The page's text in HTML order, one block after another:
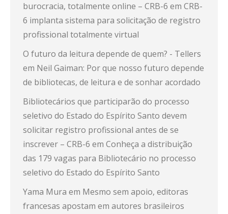
burocracia, totalmente online – CRB-6 em CRB-
6 implanta sistema para solicitação de registro
profissional totalmente virtual
O futuro da leitura depende de quem? - Tellers
em Neil Gaiman: Por que nosso futuro depende
de bibliotecas, de leitura e de sonhar acordado
Bibliotecários que participarão do processo
seletivo do Estado do Espírito Santo devem
solicitar registro profissional antes de se
inscrever – CRB-6 em Conheça a distribuição
das 179 vagas para Bibliotecário no processo
seletivo do Estado do Espírito Santo
Yama Mura em Mesmo sem apoio, editoras
francesas apostam em autores brasileiros